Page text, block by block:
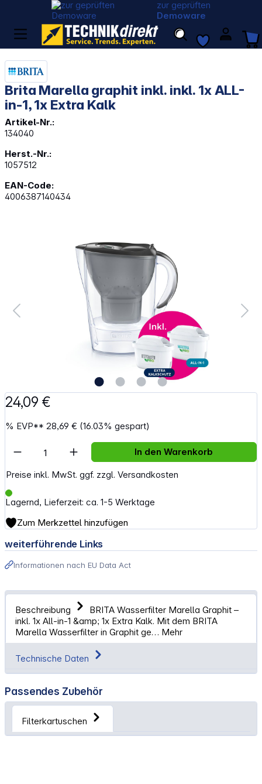
zur geprüften
Demoware
Brita Marella graphit inkl. inkl. 1x ALL-
in-1, 1x Extra Kalk
Artikel-Nr.:
134040
Herst.-Nr.:
1057512
EAN-Code:
4006387140434
Bildergalerie überspringen
24,09 €
% EVP**28,69 € (16.03% gespart)
Preise inkl. MwSt. ggf. zzgl. Versandkosten
Lagernd, Lieferzeit: ca. 1-5 Werktage
Artikel Anzahl: Gib den gewünschten
In den Warenkorb
Zum Merkzettel hinzufügen
weiterführende Links
Informationen nach EU Data Act
Beschreibung
BRITA Wasserfilter Marella Graphit –
inkl. 1x All-in-1 &amp; 1x Extra Kalk. Mit dem BRITA
Marella Wasserfilter in Graphit ge… Mehr
Technische Daten
Passendes Zubehör
Filterkartuschen